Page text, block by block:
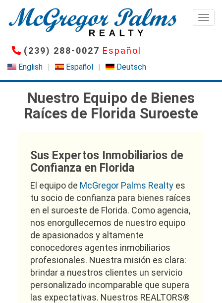
Pasar
principal
(239) 288-0027 Español
English Español Deutsch
Nuestro Equipo de Bienes
Raíces de Florida Suroeste
Sus Expertos Inmobiliarios de
Confianza en Florida
El equipo de McGregor Palms Realtyes
tu socio de confianza para bienes raíces
en el suroeste de Florida. Como agencia,
nos enorgullecemos de nuestro equipo
de apasionados y altamente
conocedores agentes inmobiliarios
profesionales. Nuestra misión es clara:
brindar a nuestros clientes un servicio
personalizado incomparable que supera
las expectativas. Nuestros REALTORS®